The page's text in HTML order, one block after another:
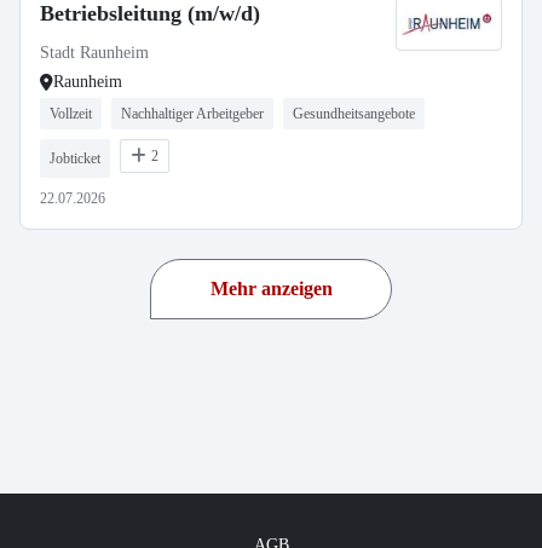
Betriebsleitung (m/w/d)
Stadt Raunheim
Raunheim
Vollzeit Nachhaltiger Arbeitgeber Gesundheitsangebote
Jobticket 2
22.07.2026
Mehr anzeigen